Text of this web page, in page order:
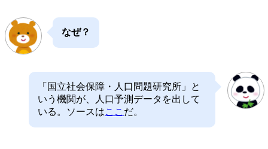
なぜ？
「国立社会保障・人口問題研究所」と
いう機関が、人口予測データを出して
いる。ソースはここ だ。